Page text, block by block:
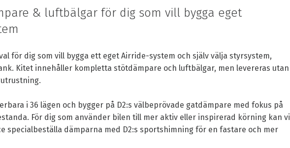
& luftbälgar för dig som vill bygga eget
för dig som vill bygga ett eget Airride-system och själv välja styrsystem,
Kitet innehåller kompletta stötdämpare och luftbälgar, men levereras utan
i 36 lägen och bygger på D2:s välbeprövade gatdämpare med fokus på
För dig som använder bilen till mer aktiv eller inspirerad körning kan vi
specialbeställa dämparna med D2:s sportshimning för en fastare och mer